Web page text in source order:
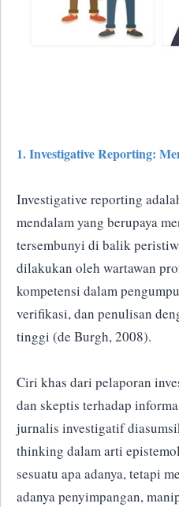
1. Investigative Reporting:
Investigative reporting
mendalam yang berupaya
tersembunyi di balik
dilakukan oleh wartawan
kompetensi dalam
verifikasi, dan penulisan
tinggi (de Burgh, 2008).
Ciri khas dari pelaporan
dan skeptis terhadap
jurnalis investigatif
thinking dalam arti
sesuatu apa adanya, tetapi
adanya penyimpangan,